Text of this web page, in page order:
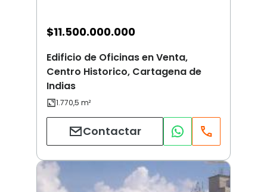
$11.500.000.000
Edificio de Oficinas en Venta,
Centro Historico, Cartagena de
Indias
Contactar